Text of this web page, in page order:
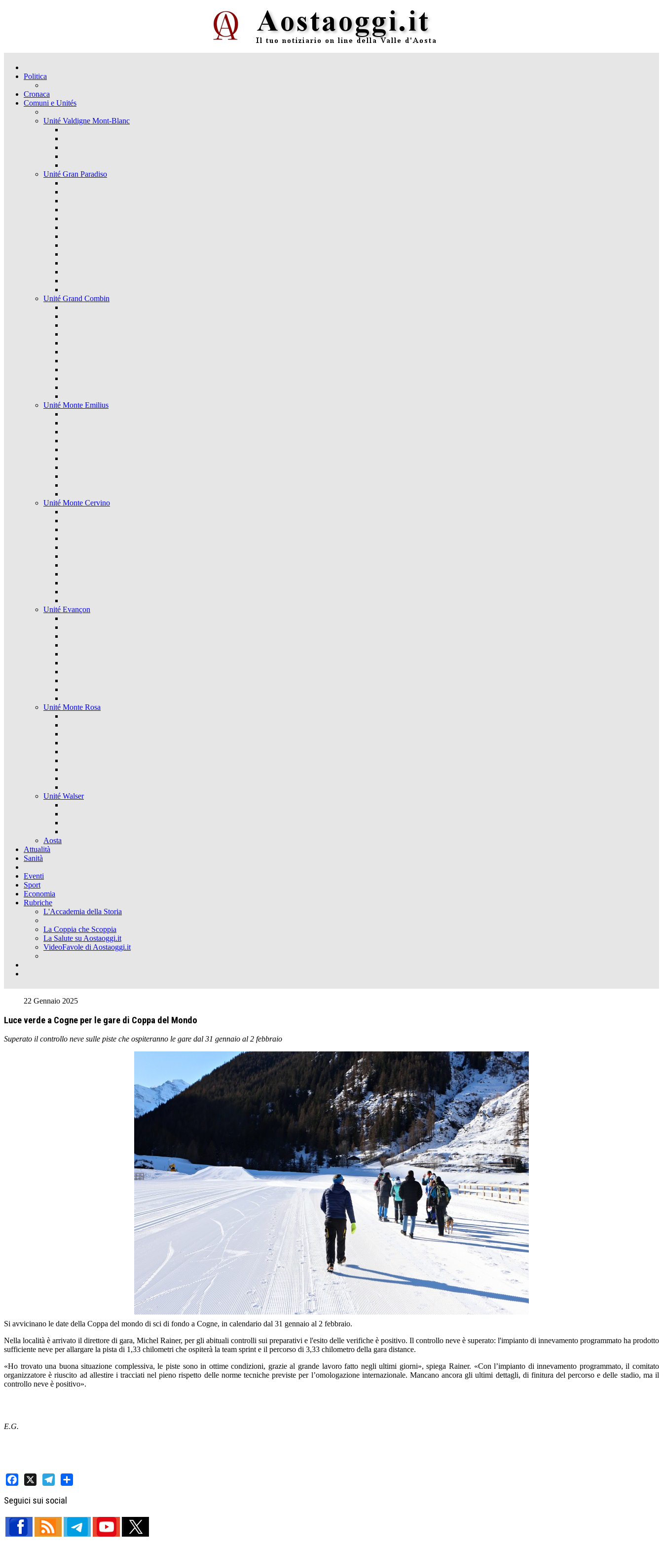
Politica
Cronaca
Comuni e Unités
Unité Valdigne Mont-Blanc
Unité Gran Paradiso
Unité Grand Combin
Unité Monte Emilius
Unité Monte Cervino
Unité Evançon
Unité Monte Rosa
Unité Walser
Aosta
Attualità
Sanità
Eventi
Sport
Economia
Rubriche
L'Accademia della Storia
La Coppia che Scoppia
La Salute su Aostaoggi.it
VideoFavole di Aostaoggi.it
22 Gennaio 2025
Luce verde a Cogne per le gare di Coppa del Mondo
Superato il controllo neve sulle piste che ospiteranno le gare dal 31 gennaio al 2 febbraio
Si avvicinano le date della Coppa del mondo di sci di fondo a Cogne, in calendario dal 31 gennaio al 2 febbraio.
Nella località è arrivato il direttore di gara, Michel Rainer, per gli abituali controlli sui preparativi e l'esito delle verifiche è positivo. Il controllo neve è superato: l'impianto di innevamento programmato ha prodotto
sufficiente neve per allargare la pista di 1,33 chilometri che ospiterà la team sprint e il percorso di 3,33 chilometro della gara distance.
«Ho trovato una buona situazione complessiva, le piste sono in ottime condizioni, grazie al grande lavoro fatto negli ultimi giorni», spiega Rainer. «Con l’impianto di innevamento programmato, il comitato
organizzatore è riuscito ad allestire i tracciati nel pieno rispetto delle norme tecniche previste per l’omologazione internazionale. Mancano ancora gli ultimi dettagli, di finitura del percorso e delle stadio, ma il
controllo neve è positivo».
E.G.
Seguici sui social